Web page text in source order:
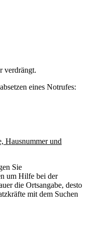
verdrängt.
eines Notrufes:
Hausnummer und
Sie
um Hilfe bei der
die Ortsangabe, desto
mit dem Suchen